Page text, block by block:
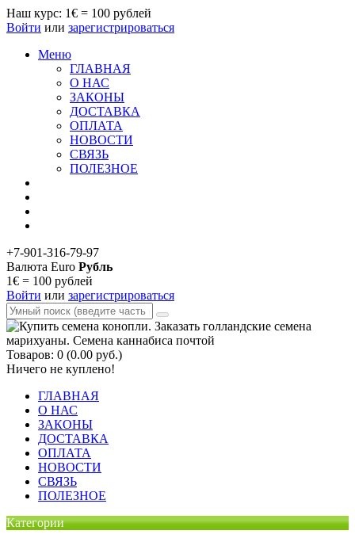
Наш курс: 1€ = 100 рублей
Войти или зарегистрироваться
Меню
ГЛАВНАЯ
О НАС
ЗАКОНЫ
ДОСТАВКА
ОПЛАТА
НОВОСТИ
СВЯЗЬ
ПОЛЕЗНОЕ
+7-901-316-79-97
Валюта Euro Рубль
1€ = 100 рублей
Войти или зарегистрироваться
Товаров: 0 (0.00 руб.)
Ничего не куплено!
ГЛАВНАЯ
О НАС
ЗАКОНЫ
ДОСТАВКА
ОПЛАТА
НОВОСТИ
СВЯЗЬ
ПОЛЕЗНОЕ
Категории